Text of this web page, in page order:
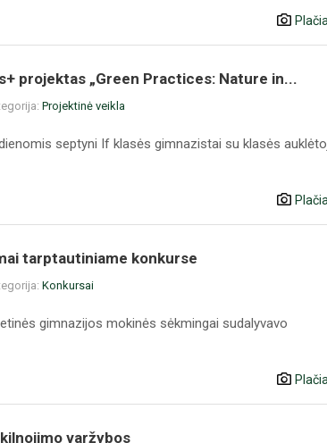
projektas „Green Practices: Nature in...
Projektinė veikla
septyni If klasės gimnazistai su klasės
tarptautiniame konkurse
Konkursai
gimnazijos mokinės sėkmingai sudalyvavo
varžybos